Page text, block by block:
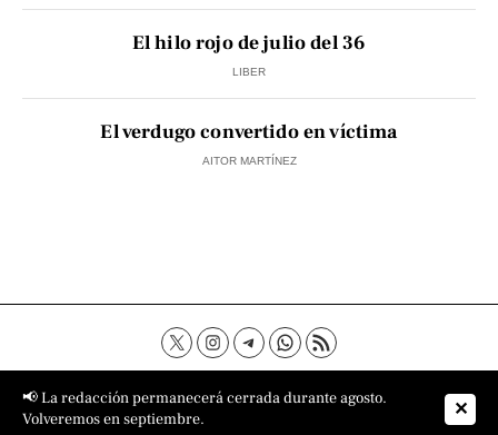
El hilo rojo de julio del 36
LIBER
El verdugo convertido en víctima
AITOR MARTÍNEZ
Contacto Aviso Legal
Política de privacidad
Política de cookies
Sobre nosotros
📢 La redacción permanecerá cerrada durante agosto.
Volveremos en septiembre.
✕